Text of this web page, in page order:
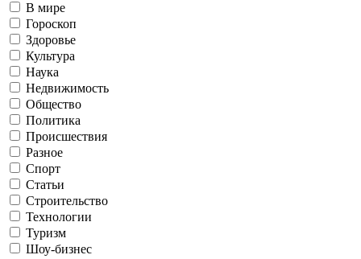
В мире
Гороскоп
Здоровье
Культура
Наука
Недвижимость
Общество
Политика
Происшествия
Разное
Спорт
Статьи
Строительство
Технологии
Туризм
Шоу-бизнес